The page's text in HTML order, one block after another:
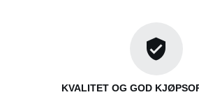
KVALITET OG GOD